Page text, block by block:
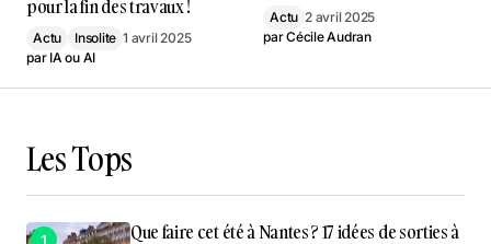
pour la fin des travaux !
Actu Insolite 1 avril 2025
par IA ou AI
Actu 2 avril 2025
parCécile Audran
Les Tops
Que faire cet été à Nantes ? 17 idées de sorties à